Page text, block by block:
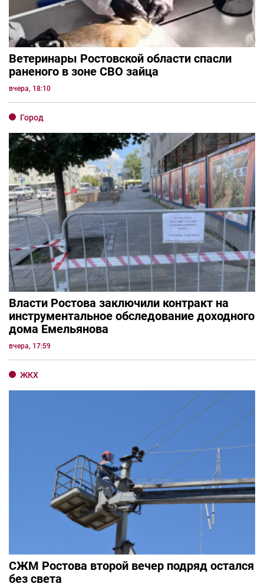
Ветеринары Ростовской области спасли
раненого в зоне СВО зайца
вчера, 18:10
Город
Власти Ростова заключили контракт на
инструментальное обследование доходного
дома Емельянова
вчера, 17:59
ЖКХ
СЖМ Ростова второй вечер подряд остался
без света